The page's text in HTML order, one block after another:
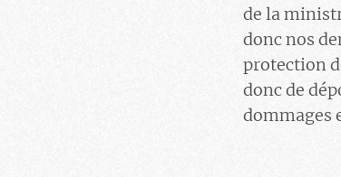
de la
donc nos
protection
donc de
dommages